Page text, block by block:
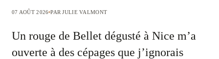
07 AOÛT 2026 PAR JULIE VALMONT
Un rouge de Bellet dégusté à Nice m’a
ouverte à des cépages que j’ignorais